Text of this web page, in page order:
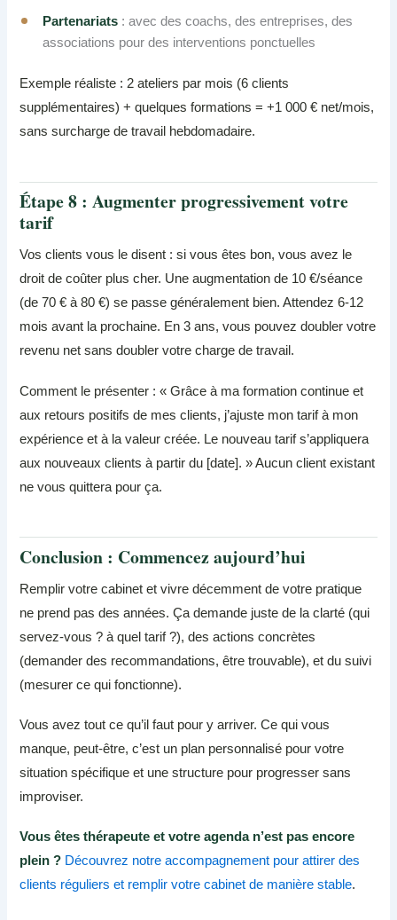
Partenariats : avec des coachs, des entreprises, des
associations pour des interventions ponctuelles
Exemple réaliste : 2 ateliers par mois (6 clients
supplémentaires) + quelques formations = +1 000 € net/mois,
sans surcharge de travail hebdomadaire.
Étape 8 : Augmenter progressivement votre
tarif
Vos clients vous le disent : si vous êtes bon, vous avez le
droit de coûter plus cher. Une augmentation de 10 €/séance
(de 70 € à 80 €) se passe généralement bien. Attendez 6-12
mois avant la prochaine. En 3 ans, vous pouvez doubler votre
revenu net sans doubler votre charge de travail.
Comment le présenter : « Grâce à ma formation continue et
aux retours positifs de mes clients, j’ajuste mon tarif à mon
expérience et à la valeur créée. Le nouveau tarif s’appliquera
aux nouveaux clients à partir du [date]. » Aucun client existant
ne vous quittera pour ça.
Conclusion : Commencez aujourd’hui
Remplir votre cabinet et vivre décemment de votre pratique
ne prend pas des années. Ça demande juste de la clarté (qui
servez-vous ? à quel tarif ?), des actions concrètes
(demander des recommandations, être trouvable), et du suivi
(mesurer ce qui fonctionne).
Vous avez tout ce qu’il faut pour y arriver. Ce qui vous
manque, peut-être, c’est un plan personnalisé pour votre
situation spécifique et une structure pour progresser sans
improviser.
Vous êtes thérapeute et votre agenda n’est pas encore
plein ? Découvrez notre accompagnement pour attirer des
clients réguliers et remplir votre cabinet de manière stable.